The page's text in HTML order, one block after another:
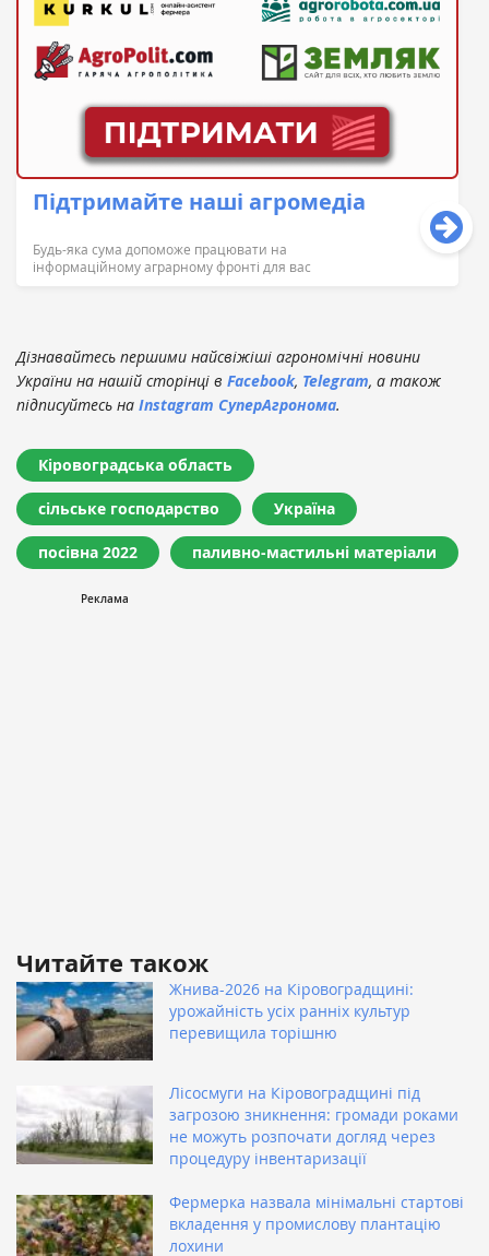
Підтримайте наші агромедіа
Будь-яка сума допоможе працювати на
інформаційному аграрному фронті для вас
Дізнавайтесь першими найсвіжіші агрономічні новини
України на нашій сторінці в Facebook, Telegram, а також
підписуйтесь на Instagram СуперАгронома.
Кіровоградська область
сільське господарство Україна
посівна 2022 паливно-мастильні матеріали
Читайте також
Жнива-2026 на Кіровоградщині:
урожайність усіх ранніх культур
перевищила торішню
Лісосмуги на Кіровоградщині під
загрозою зникнення: громади роками
не можуть розпочати догляд через
процедуру інвентаризації
Фермерка назвала мінімальні стартові
вкладення у промислову плантацію
лохини